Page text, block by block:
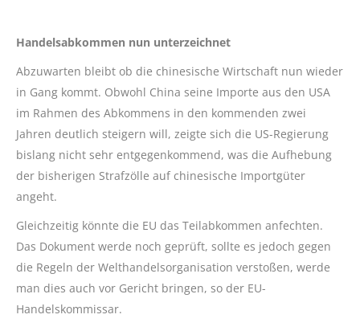
Handelsabkommen nun unterzeichnet
Abzuwarten bleibt ob die chinesische Wirtschaft nun wieder
in Gang kommt. Obwohl China seine Importe aus den USA
im Rahmen des Abkommens in den kommenden zwei
Jahren deutlich steigern will, zeigte sich die US-Regierung
bislang nicht sehr entgegenkommend, was die Aufhebung
der bisherigen Strafzölle auf chinesische Importgüter
angeht.
Gleichzeitig könnte die EU das Teilabkommen anfechten.
Das Dokument werde noch geprüft, sollte es jedoch gegen
die Regeln der Welthandelsorganisation verstoßen, werde
man dies auch vor Gericht bringen, so der EU-
Handelskommissar.